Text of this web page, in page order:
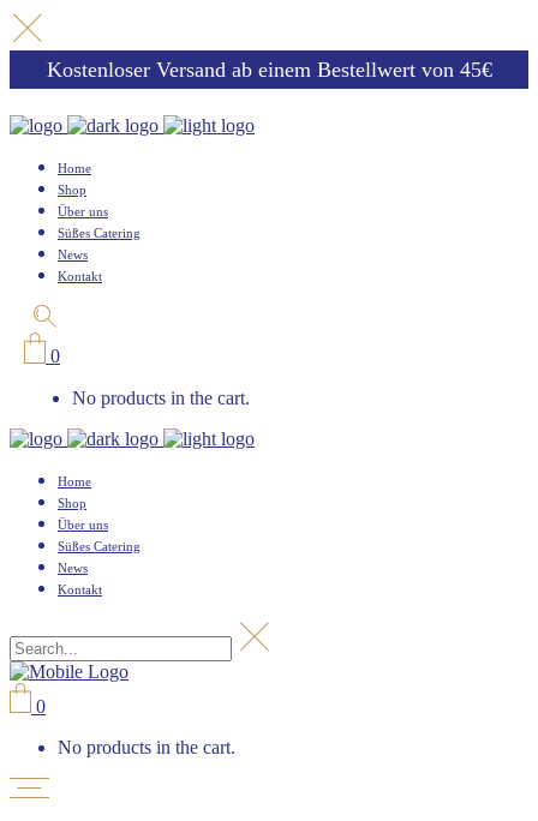
Kostenloser Versand ab einem Bestellwert von 45€
Home
Shop
Über uns
Süßes Catering
News
Kontakt
0
No products in the cart.
Home
Shop
Über uns
Süßes Catering
News
Kontakt
0
No products in the cart.